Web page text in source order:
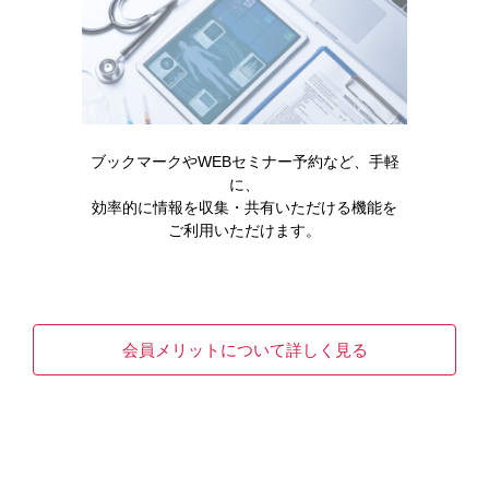
オーファディンカプセル10mg
ブックマークやWEBセミナー予約など、手軽
に、
効率的に情報を収集・共有いただける機能を
ご利用いただけます。
会員メリットについて詳しく見る